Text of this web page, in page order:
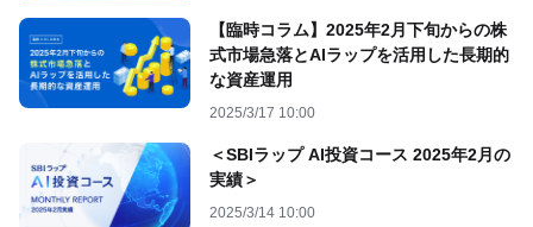
【臨時コラム】2025年2月下旬からの株
式市場急落とAIラップを活用した長期的
な資産運用
2025/3/17 10:00
＜SBIラップ AI投資コース 2025年2月の
実績＞
2025/3/14 10:00